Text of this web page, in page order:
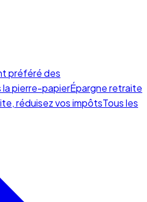
préféré des
la pierre-papierÉpargne retraite
réduisez vos impôtsTous les